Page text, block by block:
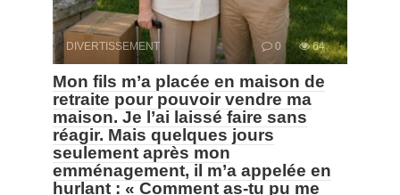
DIVERTISSEMENT 0 64
Mon fils m’a placée en maison de
retraite pour pouvoir vendre ma
maison. Je l’ai laissé faire sans
réagir. Mais quelques jours
seulement après mon
emménagement, il m’a appelée en
hurlant : « Comment as-tu pu me